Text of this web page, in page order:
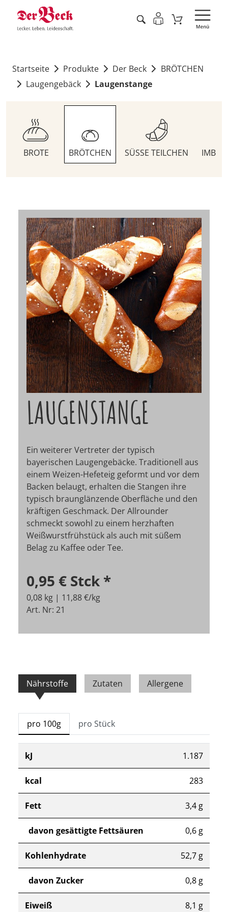
Startseite Produkte Der Beck
BRÖTCHEN
Laugengebäck
Laugenstange
BROTE BRÖTCHEN SÜSSE TEILCHEN
LAUGENSTANGE
Ein weiterer Vertreter der typisch
bayerischen Laugengebäcke. Traditionell aus
einem Weizen-Hefeteig geformt und vor dem
Backen belaugt, erhalten die Stangen ihre
typisch braunglänzende Oberfläche und den
kräftigen Geschmack. Der Allrounder
schmeckt sowohl zu einem herzhaften
Weißwurstfrühstück als auch mit süßem
Belag zu Kaffee oder Tee.
0,95 € Stck *
0,08 kg | 11,88 €/kg
Art. Nr: 21
Nährstoffe Zutaten Allergene
pro 100g pro Stück
kJ 1.187
kcal 283
Fett 3,4 g
davon gesättigte Fettsäuren 0,6 g
Kohlenhydrate 52,7 g
davon Zucker 0,8 g
Eiweiß 8,1 g